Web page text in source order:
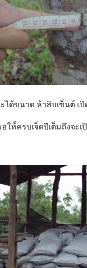
ได้ขนาด ห้าสิบเซ็นต์ เ
ให้้ครบเจ็ดปีเต็มถึงจะเ